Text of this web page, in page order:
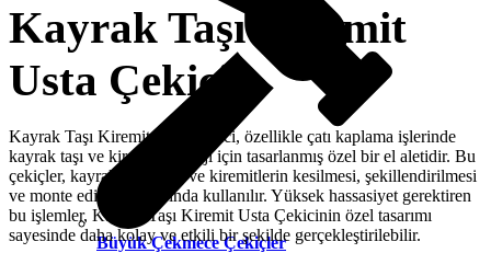
Büyük Çekmece Çekiçler
Kayrak Taşı Kiremit
Usta Çekici
Kayrak Taşı Kiremit Usta Çekici, özellikle çatı kaplama işlerinde
kayrak taşı ve kiremit montajı için tasarlanmış özel bir el aletidir. Bu
çekiçler, kayrak taşlarının ve kiremitlerin kesilmesi, şekillendirilmesi
ve monte edilmesi sırasında kullanılır. Yüksek hassasiyet gerektiren
bu işlemler, Kayrak Taşı Kiremit Usta Çekicinin özel tasarımı
sayesinde daha kolay ve etkili bir şekilde gerçekleştirilebilir.